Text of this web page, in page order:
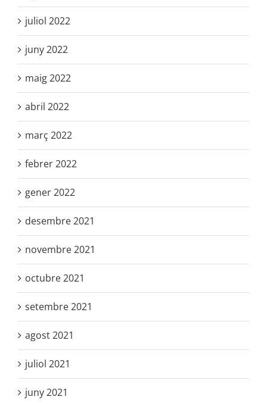
juliol 2022
juny 2022
maig 2022
abril 2022
març 2022
febrer 2022
gener 2022
desembre 2021
novembre 2021
octubre 2021
setembre 2021
agost 2021
juliol 2021
juny 2021